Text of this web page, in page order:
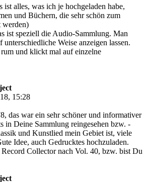
ist alles, was ich je hochgeladen habe,
und Büchern, die sehr schön zum
werden)
ist speziell die Audio-Sammlung. Man
Weise anzeigen lassen.
und klickt mal auf einzelne
15:28
das war ein sehr schöner und informativer
in Deine Sammlung reingesehen bzw. -
und Kunstlied mein Gebiet ist, viele
Idee, auch Gedrucktes hochzuladen.
Collector nach Vol. 40, bzw. bist Du